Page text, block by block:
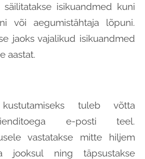
isikuandmed kuni
või aegumistähtaja lõpuni.
jaoks vajalikud isikuandmed
aastat.
kustutamiseks tuleb võtta
e-posti teel.
vastatakse mitte hiljem
ning täpsustakse